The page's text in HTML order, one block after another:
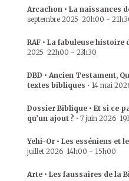
Arcachon • La naissances
septembre 2025 20h00 -
RAF • La fabuleuse histoire
2025 22h00 - 23h30
DBD • Ancien Testament,
textes bibliques • 14 mai
Dossier Biblique • Et si ce
qu’un ajout ? • 7 juin 2026
Yehi-Or • Les esséniens et
juillet 2026 14h00 - 15h00
Arte • Les faussaires de la